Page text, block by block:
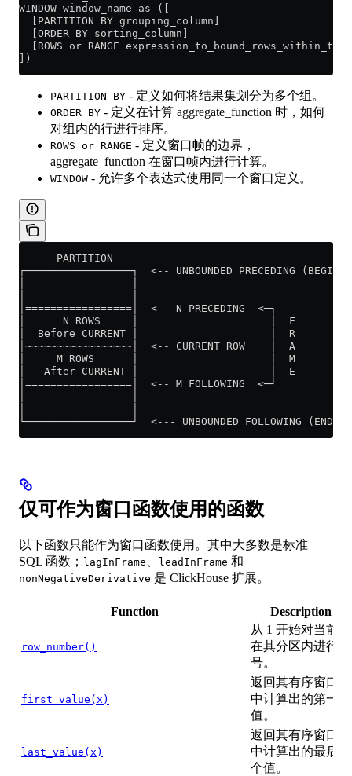
WINDOW window_name as ([
  [PARTITION BY grouping_column]
  [ORDER BY sorting_column]
[ROWS or RANGE
])
PARTITION BY - 定义如何将结果集划分为多个组。
ORDER BY - 定义在计算 aggregate_function 时，如何
对组内的行进行排序。
ROWS or RANGE - 定义窗口帧的边界，
aggregate_function 在窗口帧内进行计算。
WINDOW - 允许多个表达式使用同一个窗口定义。
      PARTITION
┌─────────────────┐  <-- UNBOUNDED PRECEDING
│=================│  <-- N PRECEDING  <─┐
│      N ROWS     │                     │  F
│  Before CURRENT │                     │  R
│~~~~~~~~~~~~~~~~~│  <-- CURRENT ROW    │  A
│     M ROWS      │                     │  M
│   After CURRENT │                     │  E
│=================│  <-- M FOLLOWING  <─┘
└─────────────────┘  <--- UNBOUNDED FOLLOWING (END
仅可作为窗口函数使用的函数
以下函数只能作为窗口函数使用。其中大多数是标准
SQL 函数； lagInFrame leadInFrame 和
nonNegativeDerivative 是 ClickHouse 扩展。
Function Description
row_number()
从 1 开始对当前行
在其分区内进行编
号。
first_value(x)
返回其有序窗口帧
中计算出的第一个
值。
last_value(x)
返回其有序窗口帧
中计算出的最后一
个值。